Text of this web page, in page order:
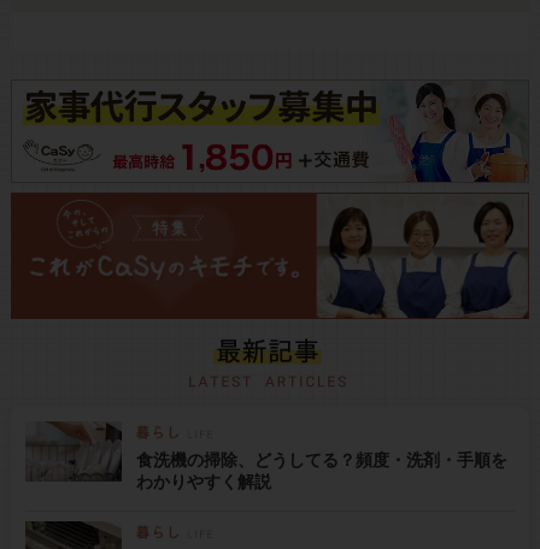
食洗機の掃除、どうしてる？頻度・洗剤・手順を
わかりやすく解説